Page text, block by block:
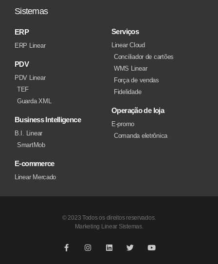
Sistemas
ERP
ERP Linear
PDV
PDV Linear
TEF
Guarda XML
Business Intelligence
B.I. Linear
SmartMob
E-commerce
Linear Mercado
Serviços
Linear Cloud
Conciliador de cartões
WMS Linear
Força de vendas
Fidelidade
Operação de loja
E-promo
Comanda eletrônica
© 2023 Todos os direitos reservados.
Marketing Linear Sistemas.